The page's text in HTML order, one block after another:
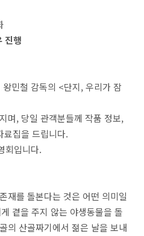
진행
민철 감독의 <단지, 우리가 잠
며, 당일 관객분들께 작품 정보,
료집을 드립니다.
회입니다.
재를 돌본다는 것은 어떤 의미일
곁을 주지 않는 야생동물을 돌
의 산골짜기에서 젊은 날을 보내